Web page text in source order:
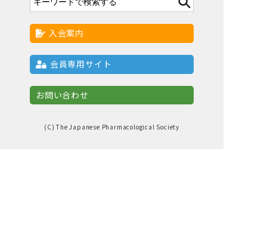
入会案内
会員専用サイト
お問い合わせ
(C) The Japanese Pharmacological Society